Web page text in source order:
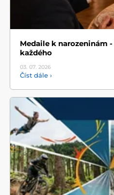
Medaile k narozeninám
každého
03. 07. 2026
Číst dále ›